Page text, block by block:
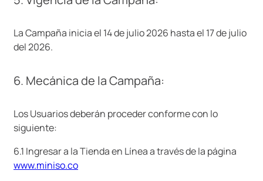
La Campaña inicia el 14 de julio 2026 hasta el 17 de julio
del 2026.
6. Mecánica de la Campaña:
Los Usuarios deberán proceder conforme con lo
siguiente:
6.1 Ingresar a la Tienda en Línea a través de la página
www.miniso.co